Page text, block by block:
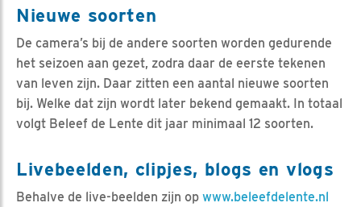
Nieuwe soorten
De camera’s bij de andere soorten worden gedurende
het seizoen aan gezet, zodra daar de eerste tekenen
van leven zijn. Daar zitten een aantal nieuwe soorten
bij. Welke dat zijn wordt later bekend gemaakt. In totaal
volgt Beleef de Lente dit jaar minimaal 12 soorten.
Livebeelden, clipjes, blogs en vlogs
Behalve de live-beelden zijn op www.beleefdelente.nl